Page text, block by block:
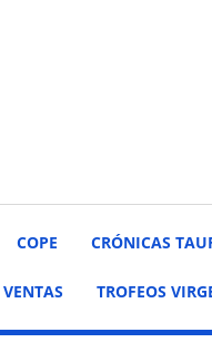
COPE CRÓNICAS
TROFEOS